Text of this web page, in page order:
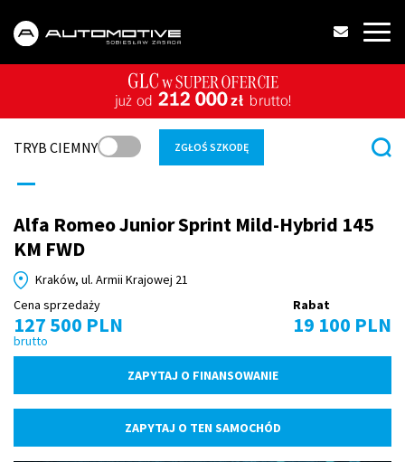
TRYB CIEMNY ZGŁOŚ SZKODĘ
Alfa Romeo Junior Sprint Mild-Hybrid 145
KM FWD
Kraków, ul. Armii Krajowej 21
Cena sprzedaży
127 500 PLN
brutto
Rabat
19 100 PLN
ZAPYTAJ O FINANSOWANIE
ZAPYTAJ O TEN SAMOCHÓD